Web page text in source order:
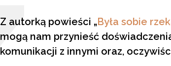
Z autorką powieści „Była sobie
mogą nam przynieść
komunikacji z innymi oraz,